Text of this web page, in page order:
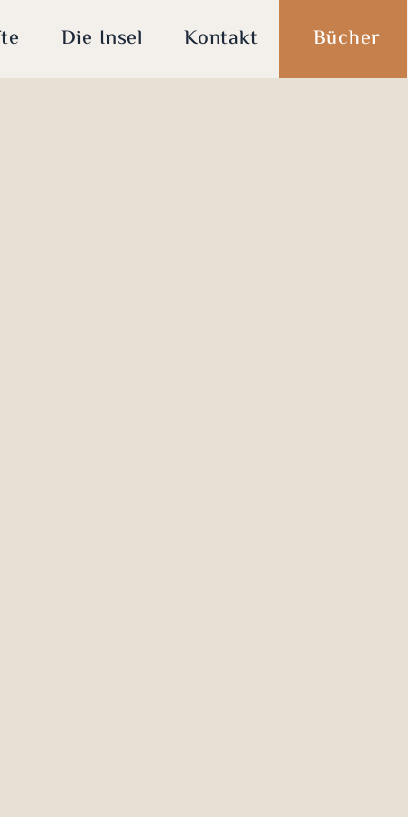
Die Insel Kontakt Bücher